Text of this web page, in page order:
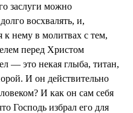
заслуги можно
восхвалять, и,
нему в молитвах с тем,
перед Христом
— это некая глыба, титан,
И он действительно
И как он сам себя
Господь избрал его для